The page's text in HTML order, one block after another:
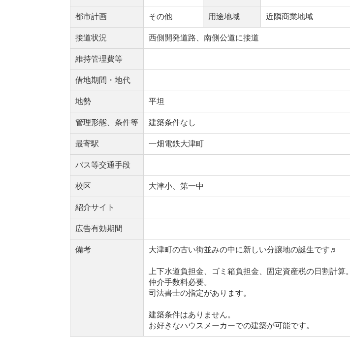
都市計画 その他 用途地域 近隣商業地域
接道状況 西側開発道路、南側公道に接道
維持管理費等
借地期間・地代
地勢 平坦
管理形態、条件等 建築条件なし
最寄駅 一畑電鉄大津町
バス等交通手段
校区 大津小、第一中
紹介サイト
広告有効期間
備考 大津町の古い街並みの中に新しい分譲地の誕生です♬
上下水道負担金、ゴミ箱負担金、固定資産税の日割計算。
仲介手数料必要。
司法書士の指定があります。
建築条件はありません。
お好きなハウスメーカーでの建築が可能です。